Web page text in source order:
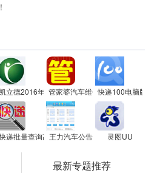
立德2016年春季导航电脑版
管家婆汽车维修管理软件
快递100电脑版
递批量查询高手王力汽车公告 灵图UU
最新专题推荐